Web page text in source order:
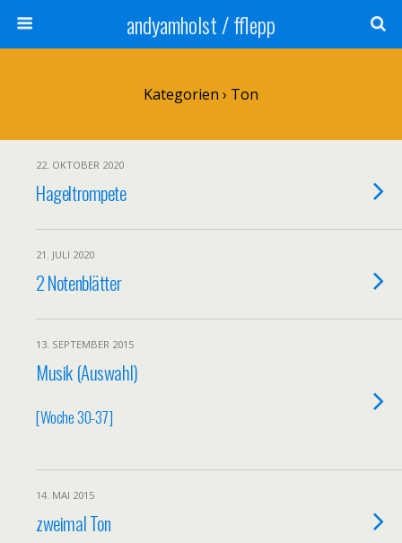
andyamholst / fflepp
Kategorien › Ton
22. OKTOBER 2020
Hageltrompete
21. JULI 2020
2 Notenblätter
13. SEPTEMBER 2015
Musik (Auswahl)
[Woche 30-37]
14. MAI 2015
zweimal Ton